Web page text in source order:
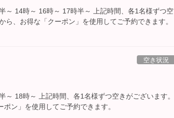
～ 14時～ 16時～ 17時半～ 上記時間、各1名様ずつ空
ら、お得な「クーポン」を使用してご予約できます。
空き状況
～ 18時～ 上記時間、各1名様ずつ空きがございます。
ン」を使用してご予約できます。